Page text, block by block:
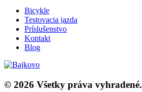
Bicykle
Testovacia jazda
Príslušenstvo
Kontakt
Blog
© 2026 Všetky práva vyhradené.